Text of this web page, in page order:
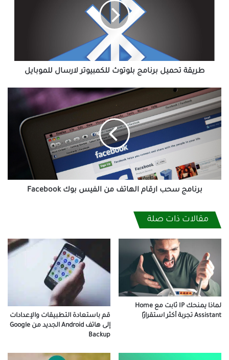
طريقة تحميل برنامج بلوتوث للكمبيوتر لارسال للموبايل
برنامج
سحب
ارقام
الهاتف
بوك
Facebook
برنامج سحب ارقام الهاتف من الفيس بوك Facebook
مقالات ذات صلة
لماذا يمنحك IP ثابت مع Home
Assistant تجربة أكثر استقرارًا
قم باستعادة التطبيقات والإعدادات
إلى هاتف Android الجديد من Google
Backup